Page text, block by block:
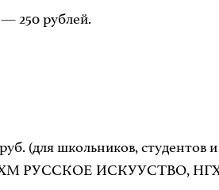
250 рублей.
(для школьников, студентов
НГХМ РУССКОЕ ИСКУУСТВО,